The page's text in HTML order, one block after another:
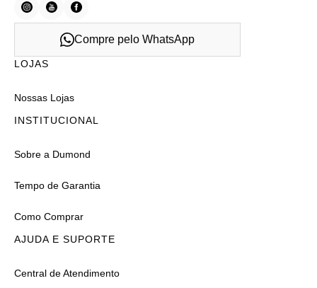
Compre pelo WhatsApp
LOJAS
Nossas Lojas
INSTITUCIONAL
Sobre a Dumond
Tempo de Garantia
Como Comprar
AJUDA E SUPORTE
Central de Atendimento